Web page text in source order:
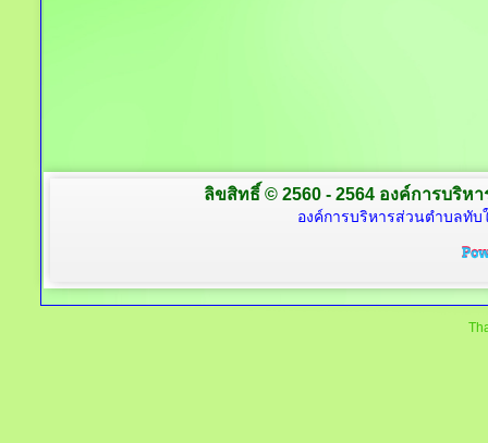
ลิขสิทธิ์ © 2560 - 2564 องค์การบริห
องค์การบริหารส่วนตำบลทับ